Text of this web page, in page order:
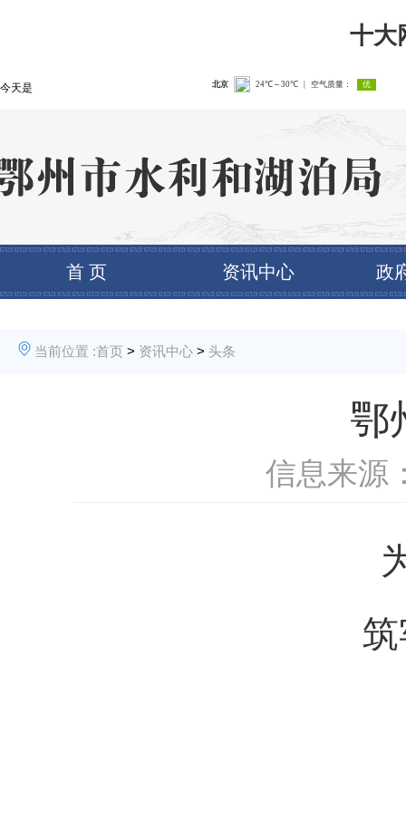
十大
今天是
首 页 资讯中心 政
当前位置 :首页 > 资讯中心 > 头条
鄂
信息来源